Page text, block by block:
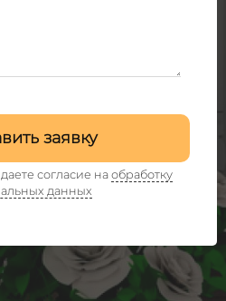
заявку
согласие на обработку
данных